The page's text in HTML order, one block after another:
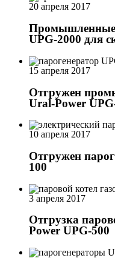
20 апреля 2017
Промышленные
UPG-2000 для
15 апреля 2017
Отгружен
Ural-Power
10 апреля 2017
Отгружен
100
3 апреля 2017
Отгрузка
Power UPG-500